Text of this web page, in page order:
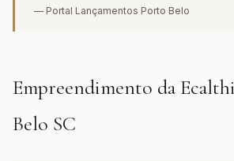
— Portal Lançamentos Porto Belo
Empreendimento da
Belo SC